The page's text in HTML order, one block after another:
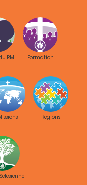
RM Formation
Regions